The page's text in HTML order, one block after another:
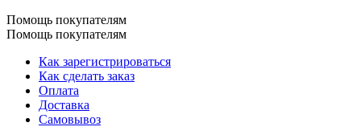
Помощь покупателям
Помощь покупателям
Как зарегистрироваться
Как сделать заказ
Оплата
Доставка
Самовывоз